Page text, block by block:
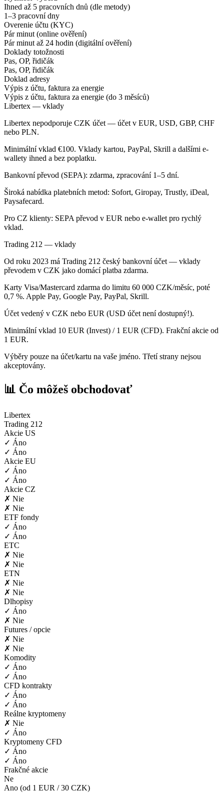
Ihned až 5 pracovních dnů (dle metody)
1–3 pracovní dny
Overenie účtu (KYC)
Pár minut (online ověření)
Pár minut až 24 hodin (digitální ověření)
Doklady totožnosti
Pas, OP, řidičák
Pas, OP, řidičák
Doklad adresy
Výpis z účtu, faktura za energie
Výpis z účtu, faktura za energie (do 3 měsíců)
Libertex — vklady
Libertex nepodporuje CZK účet — účet v EUR, USD, GBP, CHF
nebo PLN.
Minimální vklad €100. Vklady kartou, PayPal, Skrill a dalšími e-
wallety ihned a bez poplatku.
Bankovní převod (SEPA): zdarma, zpracování 1–5 dní.
Široká nabídka platebních metod: Sofort, Giropay, Trustly, iDeal,
Paysafecard.
Pro CZ klienty: SEPA převod v EUR nebo e-wallet pro rychlý
vklad.
Trading 212 — vklady
Od roku 2023 má Trading 212 český bankovní účet — vklady
převodem v CZK jako domácí platba zdarma.
Karty Visa/Mastercard zdarma do limitu 60 000 CZK/měsíc, poté
0,7 %. Apple Pay, Google Pay, PayPal, Skrill.
Účet vedený v CZK nebo EUR (USD účet není dostupný!).
Minimální vklad 10 EUR (Invest) / 1 EUR (CFD). Frakční akcie od
1 EUR.
Výběry pouze na účet/kartu na vaše jméno. Třetí strany nejsou
akceptovány.
📊 Čo môžeš obchodovať
Libertex
Trading 212
Akcie US
✓ Áno
✓ Áno
Akcie EU
✓ Áno
✓ Áno
Akcie CZ
✗ Nie
✗ Nie
ETF fondy
✓ Áno
✓ Áno
ETC
✗ Nie
✗ Nie
ETN
✗ Nie
✗ Nie
Dlhopisy
✓ Áno
✗ Nie
Futures / opcie
✗ Nie
✗ Nie
Komodity
✓ Áno
✓ Áno
CFD kontrakty
✓ Áno
✓ Áno
Reálne kryptomeny
✗ Nie
✓ Áno
Kryptomeny CFD
✓ Áno
✓ Áno
Frakčné akcie
Ne
Ano (od 1 EUR / 30 CZK)